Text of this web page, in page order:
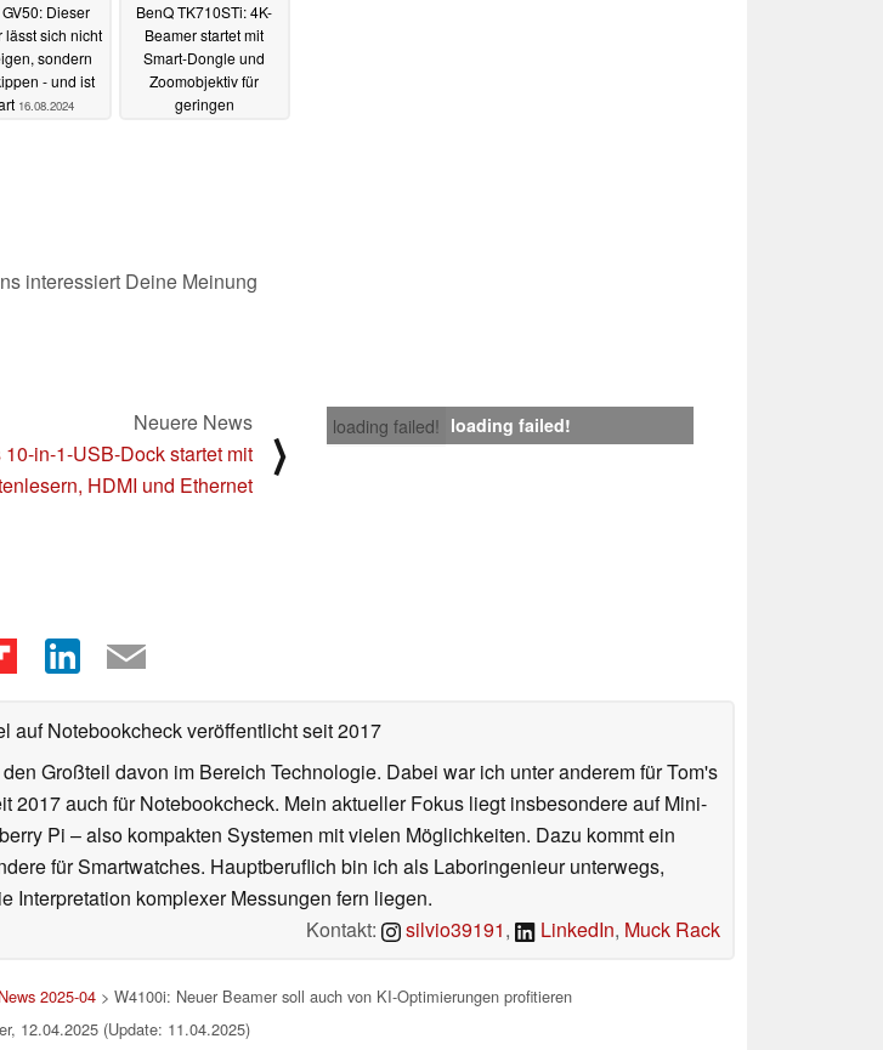
Dieser
lässt sich nicht
sondern
- und ist
16.08.2024
BenQ TK710STi: 4K-
Beamer startet mit
Smart-Dongle und
Zoomobjektiv für
geringen
interessiert Deine Meinung
loading failed! loading failed!
Neuere News
in-1-USB-Dock startet mit
HDMI und Ethernet
⟩
auf Notebookcheck veröffentlichtseit 2017
Großteil davon im Bereich Technologie. Dabei war ich unter anderem für Tom's
2017 auch für Notebookcheck. Mein aktueller Fokus liegt insbesondere auf Mini-
Pi – also kompakten Systemen mit vielen Möglichkeiten. Dazu kommt ein
für Smartwatches. Hauptberuflich bin ich als Laboringenieur unterwegs,
Interpretation komplexer Messungen fern liegen.
Kontakt:
silvio39191, LinkedIn, Muck Rack
News 2025-04> W4100i: Neuer Beamer soll auch von KI-Optimierungen profitieren
12.04.2025 (Update: 11.04.2025)